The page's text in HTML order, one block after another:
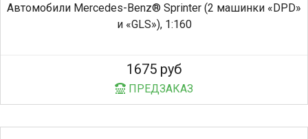
Автомобили Mercedes-Benz® Sprinter (2 машинки «DPD»
и «GLS»), 1:160
1675 руб
ПРЕДЗАКАЗ